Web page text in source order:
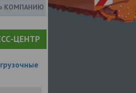
КОМПАНИЮ
ЦЕНТР